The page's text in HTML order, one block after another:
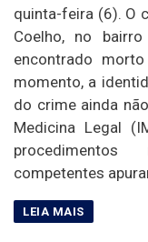
quinta-feira (6). O
Coelho, no
encontrado
momento, a
do crime ainda
Medicina Legal
competentes